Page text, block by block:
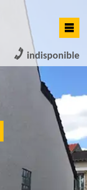
indisponible